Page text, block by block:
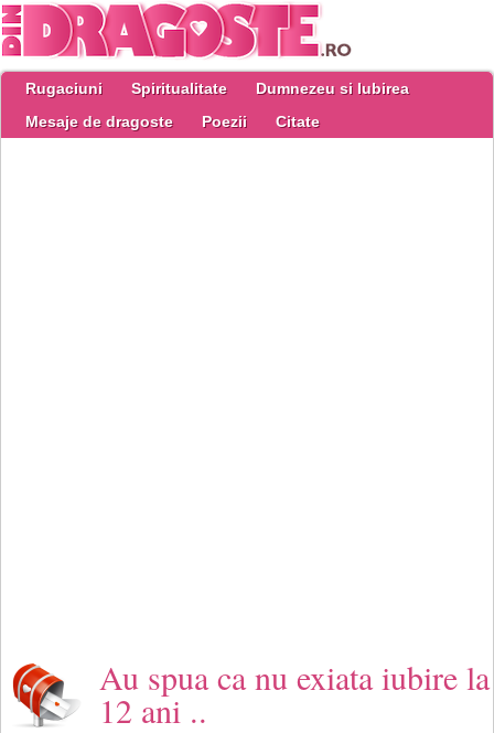
Rugaciuni Spiritualitate
Dumnezeu si Iubirea
Mesaje de dragoste
Poezii Citate
Au spua ca nu exiata iubire la
12 ani ..